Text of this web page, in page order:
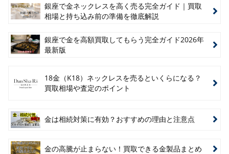
銀座で金ネックレスを高く売る完全ガイド｜買取
相場と持ち込み前の準備を徹底解説
銀座で金を高額買取してもらう完全ガイド2026年
最新版
18金（K18）ネックレスを売るといくらになる？
買取相場や査定のポイント
金は相続対策に有効？おすすめの理由と注意点
金の高騰が止まらない！買取できる金製品まとめ